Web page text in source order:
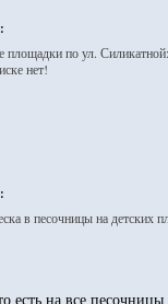
площадки по ул.
нет!
в песочницы на
есть на все